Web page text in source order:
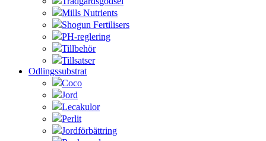
Mills Nutrients
Shogun Fertilisers
PH-reglering
Tillbehör
Tillsatser
Odlingssubstrat
Coco
Jord
Lecakulor
Perlit
Jordförbättring